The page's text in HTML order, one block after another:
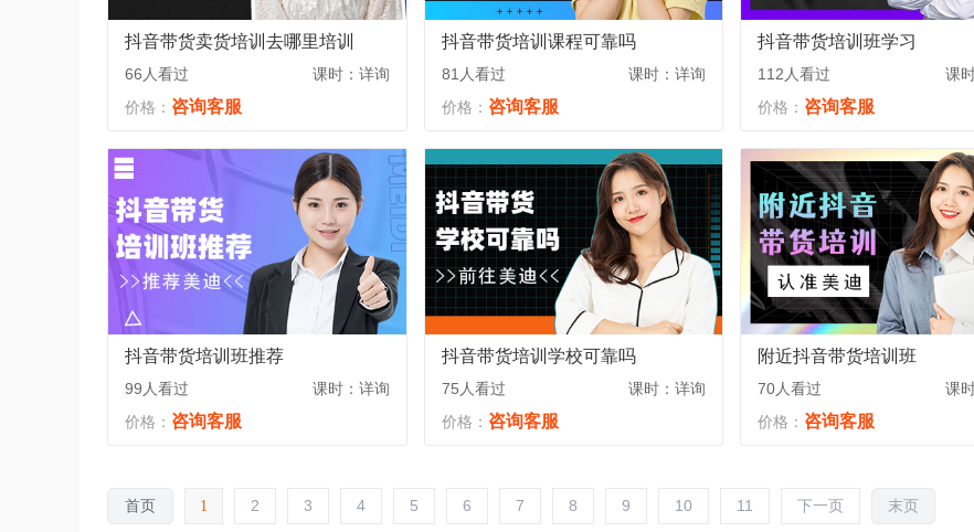
抖音带货卖货培训去哪里培训
66人看过
课时：详询
价格： 咨询客服
抖音带货培训课程可靠吗
81人看过
课时：详询
价格： 咨询客服
抖音带货培训班学习
112人看过
课
价格： 咨询客服
抖音带货培训班推荐
99人看过
课时：详询
价格： 咨询客服
抖音带货培训学校可靠吗
75人看过
课时：详询
价格： 咨询客服
附近抖音带货培训班
70人看过
课
价格： 咨询客服
首页 1 2 3 4 5 6 7 8 9 10 11 下一页 末页